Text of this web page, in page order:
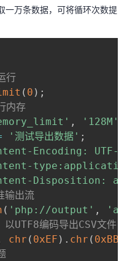
一万条数据，可将循环次数提
行
( 0 ) ;
内存
, '128M'
'测试导出数据' ;
Encoding: UTF-
Disposition:
出流
( 'php://output' , 'a'
UTF8编码导出CSV文件
chr ( 0xEF ) . chr ( 0xBB